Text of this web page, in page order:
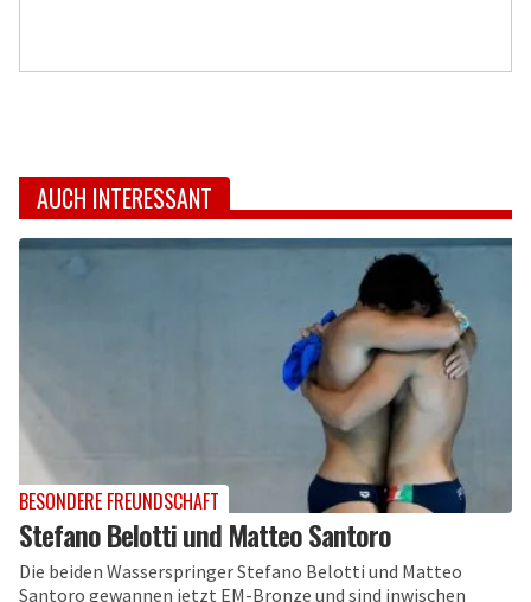
AUCH INTERESSANT
BESONDERE FREUNDSCHAFT
Stefano Belotti und Matteo Santoro
Die beiden Wasserspringer Stefano Belotti und Matteo
Santoro gewannen jetzt EM-Bronze und sind inwischen